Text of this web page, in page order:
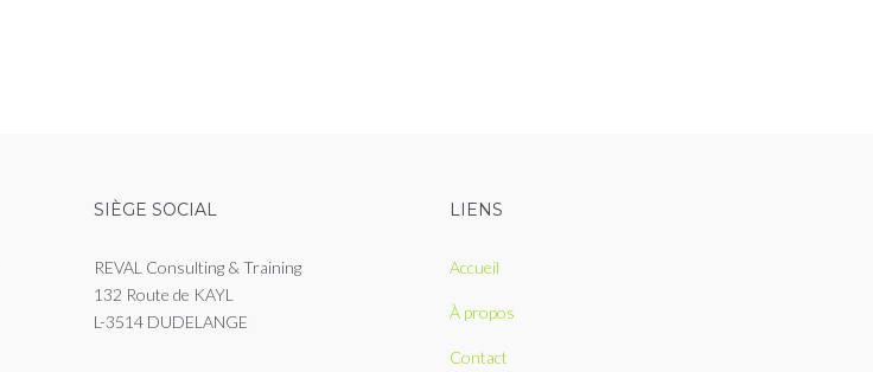
SIÈGE SOCIAL
REVAL Consulting & Training
132 Route de KAYL
L-3514 DUDELANGE
LIENS
Accueil
À propos
Contact